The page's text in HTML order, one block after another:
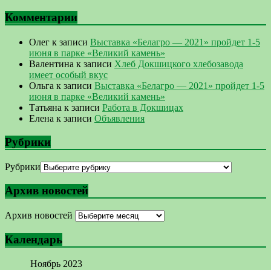
Комментарии
Олег к записи Выставка «Белагро — 2021» пройдет 1-5
июня в парке «Великий камень»
Валентина к записи Хлеб Докшицкого хлебозавода
имеет особый вкус
Ольга к записи Выставка «Белагро — 2021» пройдет 1-5
июня в парке «Великий камень»
Татьяна к записи Работа в Докшицах
Елена к записи Объявления
Рубрики
Рубрики
Архив новостей
Архив новостей
Календарь
Ноябрь 2023